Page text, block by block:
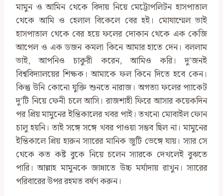
মামুন ও আমিন থেকে বিদায় নিয়ে মেট্টোপলিটন হাসপাতাল
থেকে আমি ও হেলাল বিকেলে বের হই। মোযাম্মেল ভাই
হাসপাতাল থেকে বের হয়ে ফলের দোকান থেকে এক কেজি
আপেল ও এক ডজন কমলা কিনে আমার হাতে দেন। বললাম
ভাই, আপনিও চাকুরী করেন, আমিও করি। দু’জনই
বিশ্ববিদ্যালয়ের শিক্ষক। আমাকে ফল কিনে দিতে হবে কেন।
কিন্তু উনি কোনো যুক্তি শুনতে নারাজ। অগত্যা ফলের প্যাকেট
দু’টি নিয়ে ফেনী চলে আসি। রাজশাহী ফিরে আসার কয়েকদিন
পর প্রিয় মামুনের ইন্তিকালের খবর পাই। তখনো মোবাইল ফোন
চালু হয়নি। তাই সঙ্গে সঙ্গে খবর পাওয়া সম্ভব ছিল না। মামুনের
ইন্তিকালে প্রিয় হারুন স্যারের মানিক জুটি ভেঙ্গে যায়। স্যার সে
থেকে কত কষ্ট বুকে নিয়ে চলেন স্যারকে দেখলেই বুঝতে
পারি। আল্লাহ মামুনকে জান্নাতে উচ্চ মর্যাদায় রাখুন। স্যারের
পরিবারের উপর রহমত বর্ষণ করুন।